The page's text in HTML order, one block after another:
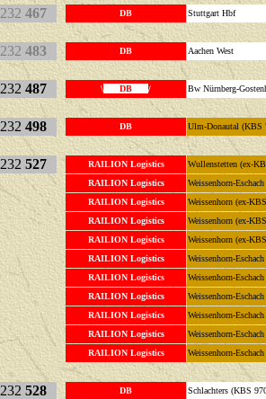
232 467 DB Stuttgart
232 483 DB Aachen
232 487 \ DB / Bw Nürnberg-
232 498 DB Ulm-Donautal (KBS
232 527 RAILION Logistics
Wullenstetten (ex-
RAILION Logistics
Weissenhorn-
RAILION Logistics
Weissenhorn (ex-
RAILION Logistics
Weissenhorn (ex-
RAILION Logistics
Weissenhorn (ex-
RAILION Logistics
Weissenhorn-
RAILION Logistics
Weissenhorn-
RAILION Logistics
Weissenhorn-
RAILION Logistics
Weissenhorn-
RAILION Logistics
Weissenhorn-
RAILION Logistics
Weissenhorn-
232 528 DB Schlachters (KBS